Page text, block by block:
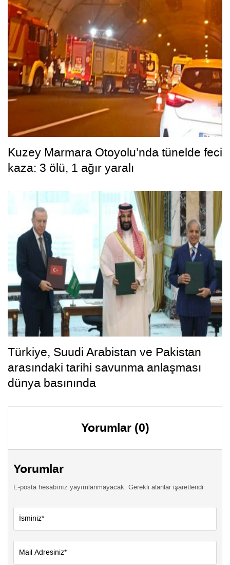
Kuzey Marmara Otoyolu’nda tünelde feci
kaza: 3 ölü, 1 ağır yaralı
Türkiye, Suudi Arabistan ve Pakistan
arasındaki tarihi savunma anlaşması
dünya basınında
Yorumlar (0)
Yorumlar
E-posta hesabınız yayımlanmayacak. Gerekli alanlar işaretlendi